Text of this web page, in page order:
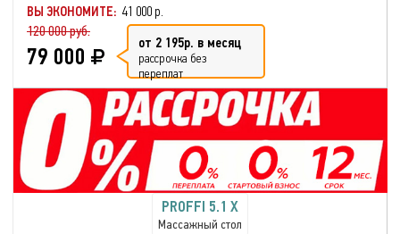
ВЫ ЭКОНОМИТЕ: 41 000 р.
120 000 руб.
79 000 от 2 195р. в месяц
рассрочка без
переплат
PROFFI 5.1 X
Массажный стол